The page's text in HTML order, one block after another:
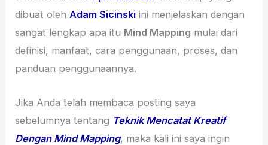
dibuat olehAdam Sicinski ini menjelaskan dengan
sangat lengkap apa itu Mind Mapping mulai dari
definisi, manfaat, cara penggunaan, proses, dan
panduan penggunaannya.
Jika Anda telah membaca posting saya
sebelumnya tentang Teknik Mencatat Kreatif
Dengan Mind Mapping, maka kali ini saya ingin